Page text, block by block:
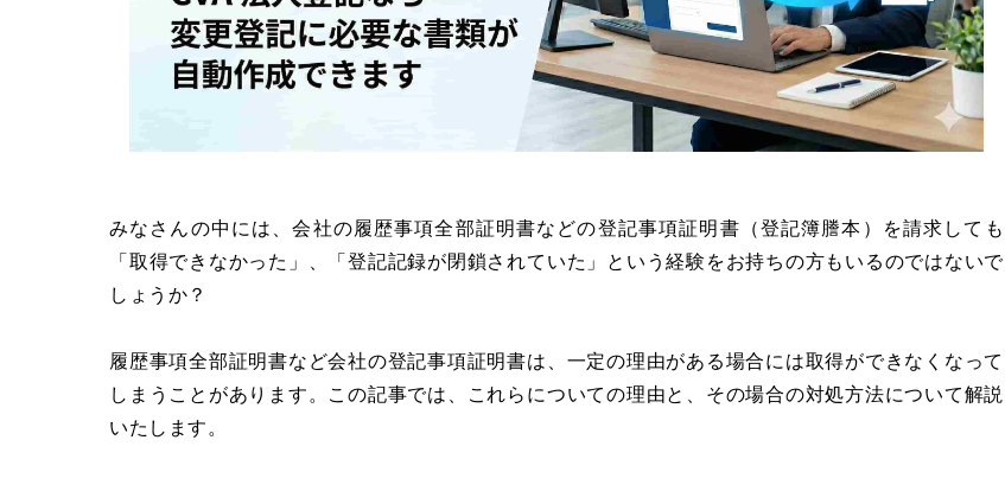
みなさんの中には、会社の履歴事項全部証明書などの登記事項証明書（登記簿謄本）を請求しても
「取得できなかった」、「登記記録が閉鎖されていた」という経験をお持ちの方もいるのではないで
しょうか？
履歴事項全部証明書など会社の登記事項証明書は、一定の理由がある場合には取得ができなくなって
しまうことがあります。この記事では、これらについての理由と、その場合の対処方法について解説
いたします。